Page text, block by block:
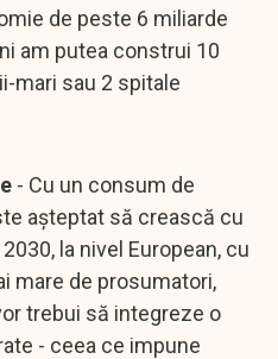
de peste 6 miliarde
am putea construi 10
mari sau 2 spitale
- Cu un consum de
așteptat să crească cu
la nivel European, cu
mare de prosumatori,
trebui să integreze o
- ceea ce impune